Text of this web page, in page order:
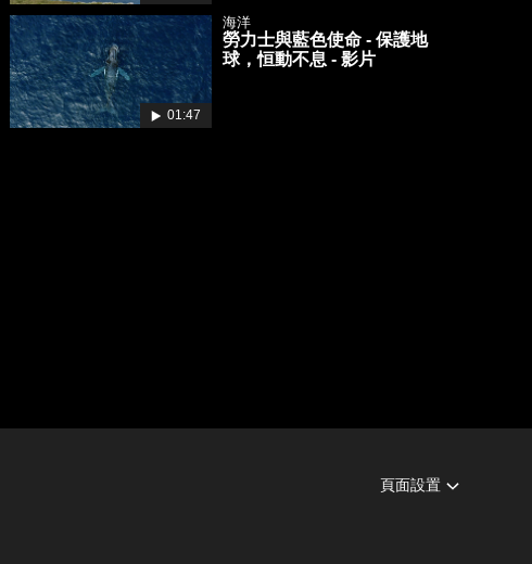
01:47
海洋
勞力士與藍色使命 - 保護地
球，恒動不息 - 影片
頁面設置